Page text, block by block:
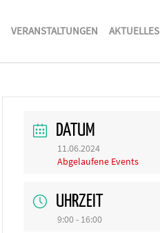
VERANSTALTUNGEN AKTUELLES
DATUM
11.06.2024
Abgelaufene Events
UHRZEIT
9:00 - 16:00